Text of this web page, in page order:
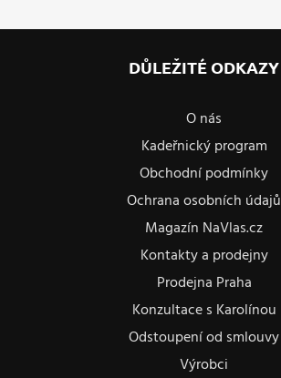
DŮLEŽITÉ ODKAZY
O nás
Kadeřnický program
Obchodní podmínky
Ochrana osobních údajů
Magazín NaVlas.cz
Kontakty a prodejny
Prodejna Praha
Konzultace s Karolínou
Odstoupení od smlouvy
Výrobci